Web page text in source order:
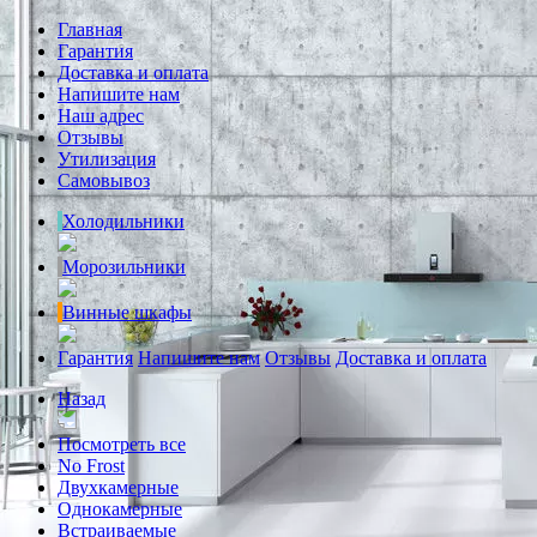
Главная
Гарантия
Доставка и оплата
Напишите нам
Наш адрес
Отзывы
Утилизация
Самовывоз
Холодильники
Морозильники
Винные шкафы
Гарантия Напишите нам Отзывы Доставка и оплата
Назад
Посмотреть все
No Frost
Двухкамерные
Однокамерные
Встраиваемые